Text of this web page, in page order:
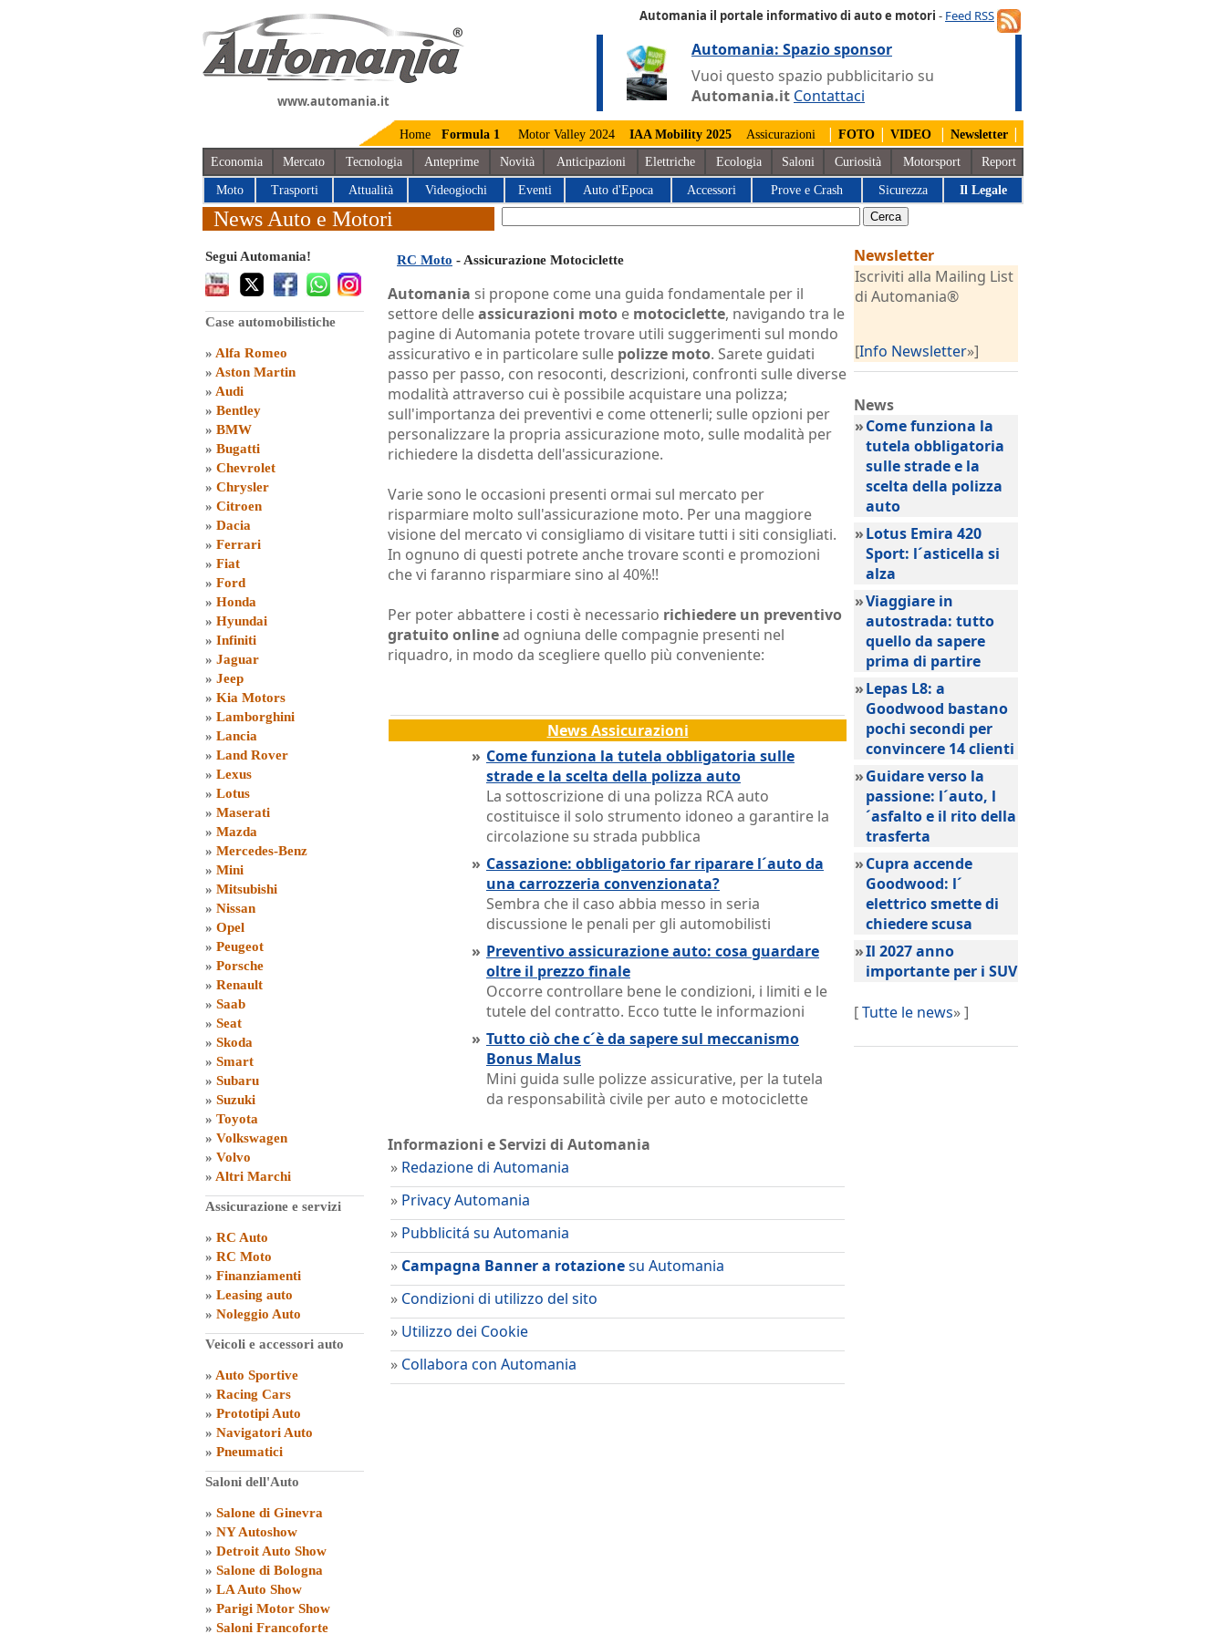
www.automania.it
Automania il portale informativo di auto e motori - Feed RSS
Automania: Spazio sponsor
Vuoi questo spazio pubblicitario su
Automania.it Contattaci
Home Formula 1 Motor Valley 2024 IAA Mobility 2025 Assicurazioni | FOTO | VIDEO | Newsletter |
Economia Mercato Tecnologia Anteprime Novità Anticipazioni Elettriche Ecologia Saloni Curiosità Motorsport Report
Moto Trasporti Attualità Videogiochi Eventi Auto d'Epoca Accessori Prove e Crash Sicurezza Il Legale
News Auto e Motori
Segui Automania!
Case automobilistiche
» Alfa Romeo
» Aston Martin
» Audi
» Bentley
» BMW
» Bugatti
» Chevrolet
» Chrysler
» Citroen
» Dacia
» Ferrari
» Fiat
» Ford
» Honda
» Hyundai
» Infiniti
» Jaguar
» Jeep
» Kia Motors
» Lamborghini
» Lancia
» Land Rover
» Lexus
» Lotus
» Maserati
» Mazda
» Mercedes-Benz
» Mini
» Mitsubishi
» Nissan
» Opel
» Peugeot
» Porsche
» Renault
» Saab
» Seat
» Skoda
» Smart
» Subaru
» Suzuki
» Toyota
» Volkswagen
» Volvo
» Altri Marchi
Assicurazione e servizi
» RC Auto
» RC Moto
» Finanziamenti
» Leasing auto
» Noleggio Auto
Veicoli e accessori auto
» Auto Sportive
» Racing Cars
» Prototipi Auto
» Navigatori Auto
» Pneumatici
Saloni dell'Auto
» Salone di Ginevra
» NY Autoshow
» Detroit Auto Show
» Salone di Bologna
» LA Auto Show
» Parigi Motor Show
» Saloni Francoforte
RC Moto - Assicurazione Motociclette
Automania si propone come una guida fondamentale per il
settore delleassicurazioni moto e motociclette, navigando tra le
pagine di Automania potete trovare utili suggerimenti sul mondo
assicurativo e in particolare sulle polizze moto. Sarete guidati
passo per passo, con resoconti, descrizioni, confronti sulle diverse
modalità attraverso cui è possibile acquistare una polizza;
sull'importanza dei preventivi e come ottenerli; sulle opzioni per
personalizzare la propria assicurazione moto, sulle modalità per
richiedere la disdetta dell'assicurazione.
Varie sono le occasioni presenti ormai sul mercato per
risparmiare molto sull'assicurazione moto. Per una maggiore
visione del mercato vi consigliamo di visitare tutti i siti consigliati.
In ognuno di questi potrete anche trovare sconti e promozioni
che vi faranno risparmiare sino al 40%!!
Per poter abbattere i costi è necessario richiedere un preventivo
gratuito onlinead ogniuna delle compagnie presenti nel
riquadro, in modo da scegliere quello più conveniente:
News Assicurazioni
» Come funziona la tutela obbligatoria sulle
strade e la scelta della polizza auto
La sottoscrizione di una polizza RCA auto
costituisce il solo strumento idoneo a garantire la
circolazione su strada pubblica
» Cassazione: obbligatorio far riparare l´auto da
una carrozzeria convenzionata?
Sembra che il caso abbia messo in seria
discussione le penali per gli automobilisti
» Preventivo assicurazione auto: cosa guardare
oltre il prezzo finale
Occorre controllare bene le condizioni, i limiti e le
tutele del contratto. Ecco tutte le informazioni
» Tutto ciò che c´è da sapere sul meccanismo
Bonus Malus
Mini guida sulle polizze assicurative, per la tutela
da responsabilità civile per auto e motociclette
Informazioni e Servizi di Automania
» Redazione di Automania
» Privacy Automania
» Pubblicitá su Automania
» Campagna Banner a rotazionesu Automania
» Condizioni di utilizzo del sito
» Utilizzo dei Cookie
» Collabora con Automania
Newsletter
Iscriviti alla Mailing List
di Automania®
[Info Newsletter»]
News
»Come funziona la
tutela obbligatoria
sulle strade e la
scelta della polizza
auto
»Lotus Emira 420
Sport: l´asticella si
alza
»Viaggiare in
autostrada: tutto
quello da sapere
prima di partire
»Lepas L8: a
Goodwood bastano
pochi secondi per
convincere 14 clienti
»Guidare verso la
passione: l´auto, l
´asfalto e il rito della
trasferta
»Cupra accende
Goodwood: l´
elettrico smette di
chiedere scusa
»Il 2027 anno
importante per i SUV
[Tutte le news» ]